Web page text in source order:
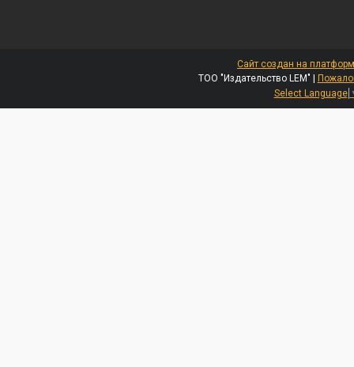
Сайт создан на
ТОО "Издательство LEM" |
Select Language